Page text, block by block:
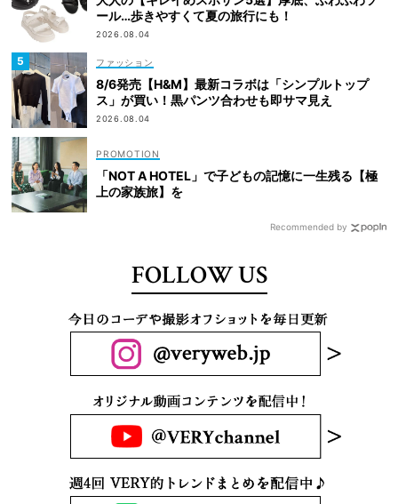
ール…歩きやすくて夏の旅行にも！
2026.08.04
ファッション
8/6発売【H&M】最新コラボは「シンプルトップ
ス」が買い！黒パンツ合わせも即サマ見え
2026.08.04
「NOT A HOTEL」で子どもの記憶に一生残る【極
上の家族旅】を
Recommended by
FOLLOW US